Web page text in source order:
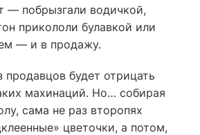
— побрызгали водичкой,
прикололи булавкой или
— и в продажу.
продавцов будет отрицать
махинаций. Но… собирая
сама не раз второпях
цветочки, а потом,